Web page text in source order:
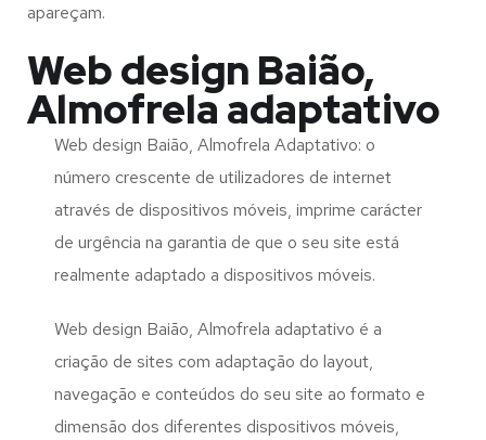
apareçam.
Web design Baião,
Almofrela adaptativo
Web design Baião, Almofrela Adaptativo: o
número crescente de utilizadores de internet
através de dispositivos móveis, imprime carácter
de urgência na garantia de que o seu site está
realmente adaptado a dispositivos móveis.
Web design Baião, Almofrela adaptativo é a
criação de sites com adaptação do layout,
navegação e conteúdos do seu site ao formato e
dimensão dos diferentes dispositivos móveis,